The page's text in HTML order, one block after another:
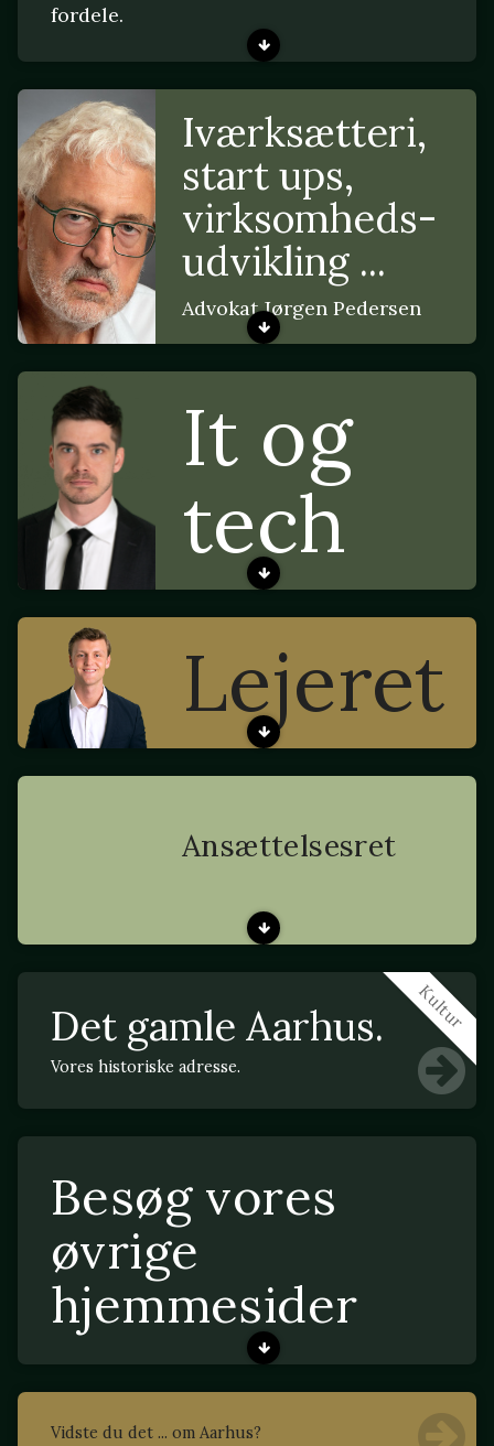
fordele.
Iværksætteri,
start ups,
virksomheds-
udvikling ...
Advokat Jørgen Pedersen
It og
tech
Lejeret
Ansættelsesret
Kultur
Det gamle Aarhus.
Vores historiske adresse.
Besøg vores
øvrige
hjemmesider
Vidste du det ... om Aarhus?